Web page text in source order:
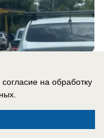
на обработку